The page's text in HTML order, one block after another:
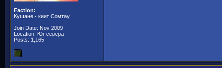
Faction:
Кушане - киит Сомтау
Join Date: Nov 2009
Location: Юг севера
Posts: 1,165